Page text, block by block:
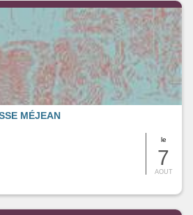
le
7
AOUT
MÉJEAN